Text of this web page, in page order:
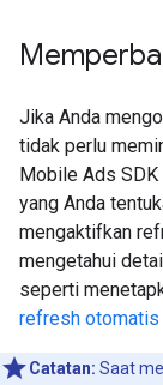
Jika Anda
tidak perlu
Mobile Ads SDK
yang Anda
mengaktifkan
mengetahui
seperti
refresh otomatis
Catatan: Saat